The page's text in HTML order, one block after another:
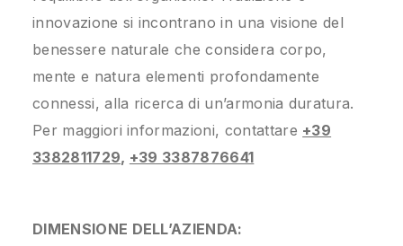
innovazione si incontrano in una visione del
benessere naturale che considera corpo,
mente e natura elementi profondamente
connessi, alla ricerca di un’armonia duratura.
Per maggiori informazioni, contattare +39
3382811729, +39 3387876641
DIMENSIONE DELL’AZIENDA: